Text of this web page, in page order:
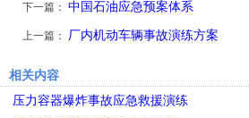
下一篇： 中国石油应急预案体系
上一篇： 厂内机动车辆事故演练方案
相关内容
压力容器爆炸事故应急救援演练